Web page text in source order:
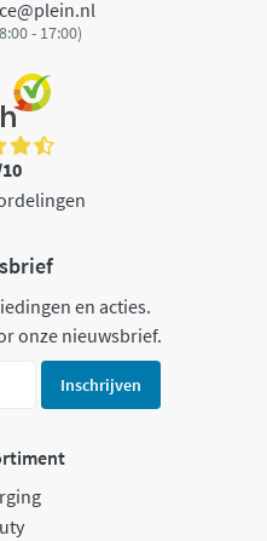
- 17:00)
en acties.
onze nieuwsbrief.
Inschrijven